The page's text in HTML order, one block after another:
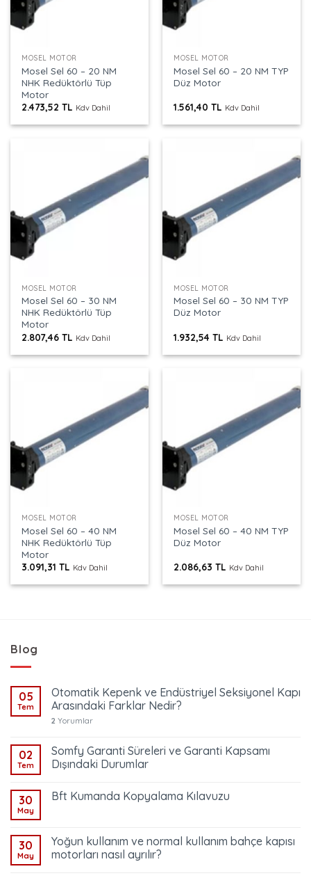
MOSEL MOTOR
Mosel Sel 60 – 20 NM
NHK Redüktörlü Tüp
Motor
2.473,52TL Kdv Dahil
MOSEL MOTOR
Mosel Sel 60 – 20 NM TYP
Düz Motor
1.561,40TL Kdv Dahil
MOSEL MOTOR
Mosel Sel 60 – 30 NM
NHK Redüktörlü Tüp
Motor
2.807,46TL Kdv Dahil
MOSEL MOTOR
Mosel Sel 60 – 30 NM TYP
Düz Motor
1.932,54TL Kdv Dahil
MOSEL MOTOR
Mosel Sel 60 – 40 NM
NHK Redüktörlü Tüp
Motor
3.091,31TL Kdv Dahil
MOSEL MOTOR
Mosel Sel 60 – 40 NM TYP
Düz Motor
2.086,63TL Kdv Dahil
Blog
05
Tem
Otomatik Kepenk ve Endüstriyel Seksiyonel Kapı
Arasındaki Farklar Nedir?
2 Yorumlar
02
Tem
Somfy Garanti Süreleri ve Garanti Kapsamı
Dışındaki Durumlar
30
May
Bft Kumanda Kopyalama Kılavuzu
30
May
Yoğun kullanım ve normal kullanım bahçe kapısı
motorları nasıl ayrılır?